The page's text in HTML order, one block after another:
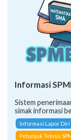
Informasi
Sistem
simak informasi
Informasi Lapor
Petunjuk Teknis